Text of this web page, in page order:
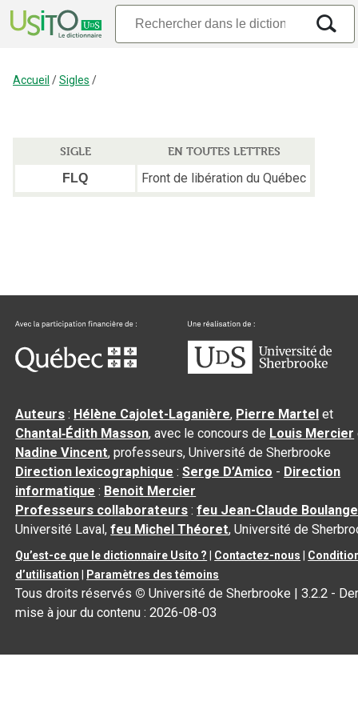
Accueil /Sigles /
SIGLE
EN TOUTES LETTRES
FLQ
Front de libération du Québec
Auteurs : Hélène Cajolet-Laganière, Pierre Martel et
Chantal‑Édith Masson, avec le concours de Louis Mercier
Nadine Vincent, professeurs, Université de Sherbrooke
Direction lexicographique :Serge D’Amico - Direction
informatique : Benoit Mercier
Professeurs collaborateurs :feu Jean-Claude
Université Laval,feu Michel Théoret, Université de
Qu’est-ce que le dictionnaire Usito ? Contactez-nous
d’utilisation
Paramètres des témoins
Tous droits réservés © Université de Sherbrooke |3.2.2 -
mise à jour du contenu :2026-08-03